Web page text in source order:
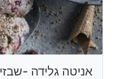
אניטה גלידה -שבזי 40, ת"א